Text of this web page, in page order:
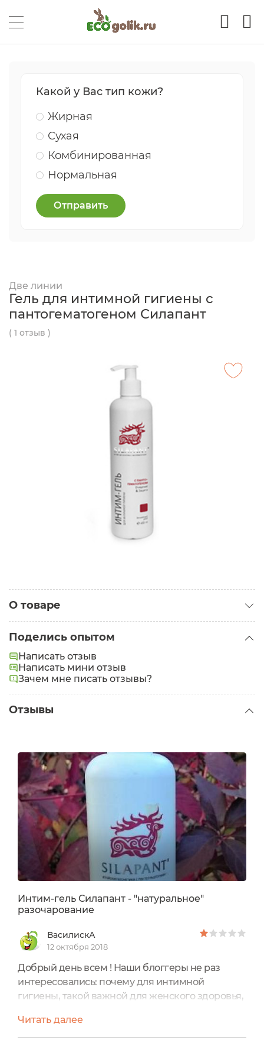
Какой у Вас тип кожи?
Жирная
Сухая
Комбинированная
Нормальная
Отправить
Две линии
Гель для интимной гигиены с
пантогематогеном Силапант
( 1 отзыв )
О товаре
Поделись опытом
Написать отзыв
Написать мини отзыв
Зачем мне писать отзывы?
Отзывы
Интим-гель Силапант - "натуральное"
разочарование
ВасилискА
12 октября 2018
Добрый день всем ! Наши блоггеры не раз
интересовались: почему для интимной
гигиены, такой важной для женского здоровья,
продукты, а мыло? Причины назывались самые
разные: вера в рекомендации гинеколога,
Читать далее